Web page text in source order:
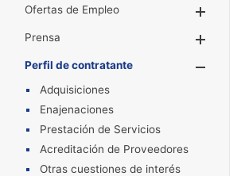
Ofertas de Empleo
Prensa
Perfil de contratante
Adquisiciones
Enajenaciones
Prestación de Servicios
Acreditación de Proveedores
Otras cuestiones de interés